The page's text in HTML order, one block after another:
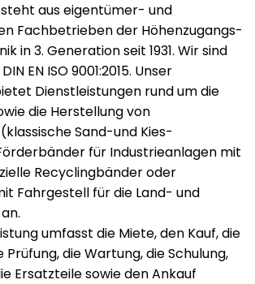
aus eigentümer- und
Fachbetrieben der Höhenzugangs-
in 3. Generation seit 1931. Wir sind
EN ISO 9001:2015. Unser
Dienstleistungen rund um die
die Herstellung von
Sand-und Kies-
für Industrieanlagen mit
Recyclingbänder oder
Fahrgestell für die Land- und
umfasst die Miete, den Kauf, die
Prüfung, die Wartung, die Schulung,
Ersatzteile sowie den Ankauf